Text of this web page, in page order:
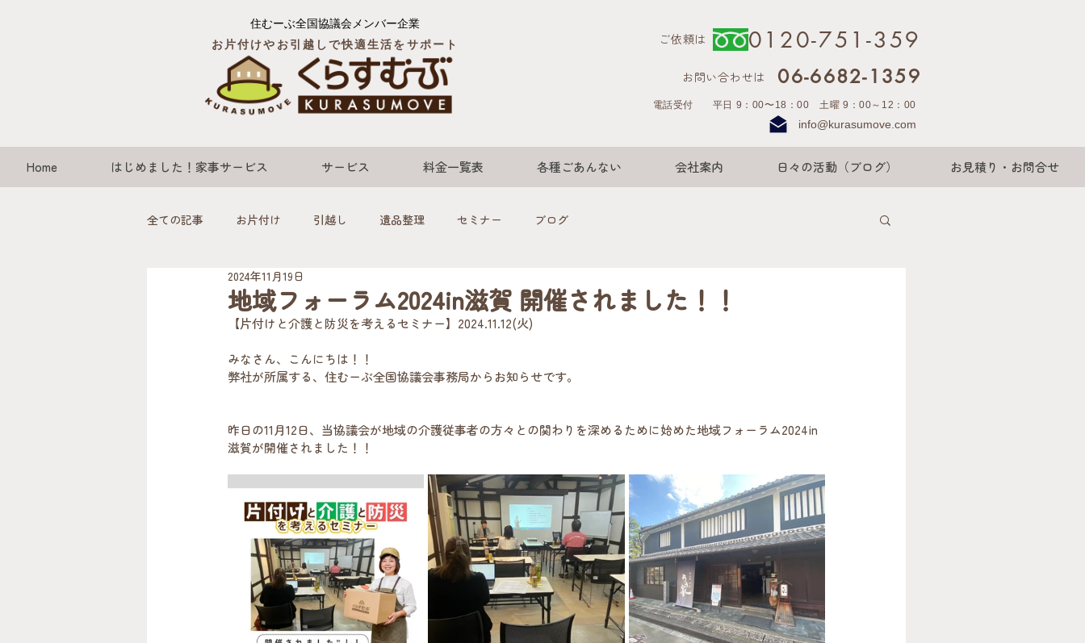
住むーぶ全国協議会メンバー企業
お片付けやお引越しで快適生活をサポート
ご依頼は 0120-751-359
06-6682-1359
お問い合わせは
電話受付 平日 9：00〜18：00 土曜 9：00～12：00
info@kurasumove.com
Home はじめました！家事サービス サービス 料金一覧表 各種ごあんない 会社案内 日々の活動（ブログ） お見積り・お問合せ
全ての記事 お片付け 引越し 遺品整理 セミナー ブログ
地域フォーラム2024in滋賀 開催されました！！
2024年11月19日
【片付けと介護と防災を考えるセミナー】2024.11.12(火)
みなさん、こんにちは！！
弊社が所属する、住むーぶ全国協議会事務局からお知らせです。
昨日の11月12日、当協議会が地域の介護従事者の方々との関わりを深めるために始めた地域フォーラム2024in
滋賀が開催されました！！